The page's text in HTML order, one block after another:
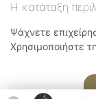
Η κατάταξη
Ψάχνετε
Χρησιμοποιήστε